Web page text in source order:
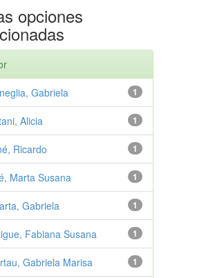
opciones
1
Gabriela
1
Alicia
1
Ricardo
1
Marta Susana
1
Gabriela
1
Fabiana Susana
1
Gabriela Marisa